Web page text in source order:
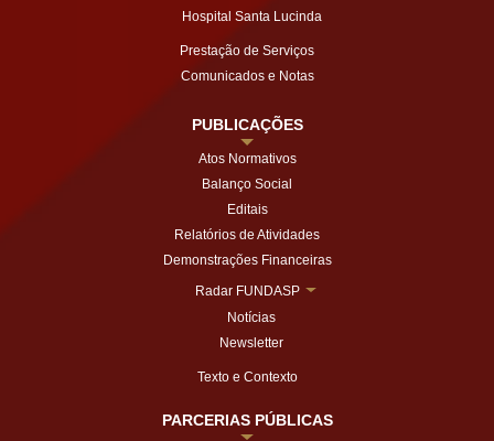
Hospital Santa Lucinda
Prestação de Serviços
Comunicados e Notas
PUBLICAÇÕES
Atos Normativos
Balanço Social
Editais
Relatórios de Atividades
Demonstrações Financeiras
Radar FUNDASP
Notícias
Newsletter
Texto e Contexto
PARCERIAS PÚBLICAS